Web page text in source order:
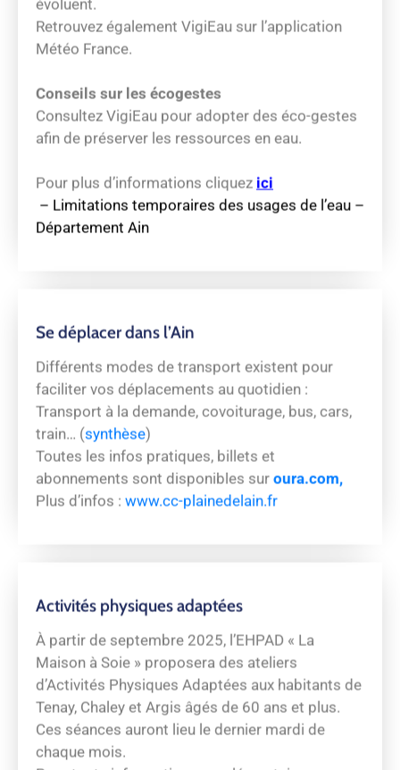
Retrouvez également VigiEau sur l’application
Météo France.
Consultez VigiEau pour adopter des éco-gestes
afin de préserver les ressources en eau.
– Limitations temporaires des usages de l’eau –
Département Ain
faciliter vos déplacements au quotidien :
Transport à la demande, covoiturage, bus, cars,
train… (synthèse)
Toutes les infos pratiques, billets et
abonnements sont disponibles suroura.com,
Plus d’infos :www.cc-plainedelain.fr
Maison à Soie » proposera des ateliers
d’Activités Physiques Adaptées aux habitants de
Tenay, Chaley et Argis âgés de 60 ans et plus.
Ces séances auront lieu le dernier mardi de
chaque mois.
Pour toute information complémentaire,